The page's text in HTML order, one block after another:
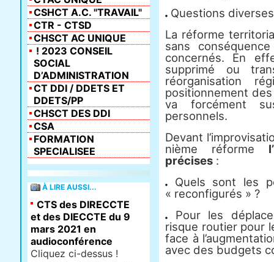
Questions
La réforme
sans
concernés. En
supprimé ou
réorganisation
positionnement
va forcément
personnels.
Devant
nième réforme
précises :
Quels sont les
« reconfigurés » ?
Pour les
risque routier pour
face à
avec des budgets
CSHCT A.C. "TRAVAIL"
CTR - CTSD
CHSCT AC UNIQUE
! 2023 CONSEIL
SOCIAL
D’ADMINISTRATION
CT DDI / DDETS ET
DDETS/PP
CHSCT DES DDI
CSA
FORMATION
SPECIALISEE
À LIRE AUSSI...
CTS des DIRECCTE
et des DIECCTE du 9
mars 2021 en
audioconférence
Cliquez ci-dessus !